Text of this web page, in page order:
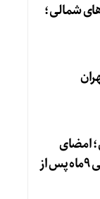
شمالی؛
امضای
شجاعی پای صورت‌های مالی ٩ماه پس از